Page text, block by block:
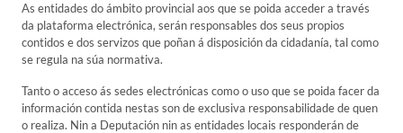
As entidades do ámbito provincial aos que se poida acceder a través
da plataforma electrónica, serán responsables dos seus propios
contidos e dos servizos que poñan á disposición da cidadanía, tal como
se regula na súa normativa.
Tanto o acceso ás sedes electrónicas como o uso que se poida facer da
información contida nestas son de exclusiva responsabilidade de quen
o realiza. Nin a Deputación nin as entidades locais responderán de